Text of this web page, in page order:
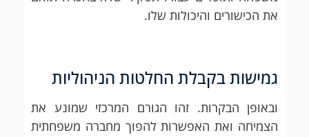
את הכישורים והיכולות שלו.
גמישות בקבלת החלטות הניהוליות
ובאופן הבקרות. זהו הגורם המרכזי שמונע את
הצמיחה ואת האפשרות להפוך מחברה משפחתית